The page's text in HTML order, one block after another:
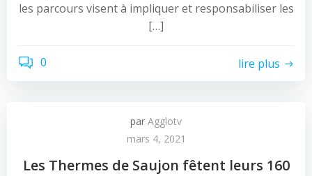
les parcours visent à impliquer et responsabiliser les
[…]
0 lire plus
par Agglotv
mars 4, 2021
Les Thermes de Saujon fêtent leurs 160